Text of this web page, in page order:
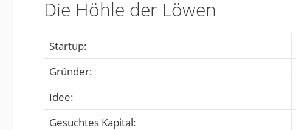
Die Höhle der Löwen
Startup:
Gründer:
Idee:
Gesuchtes Kapital: